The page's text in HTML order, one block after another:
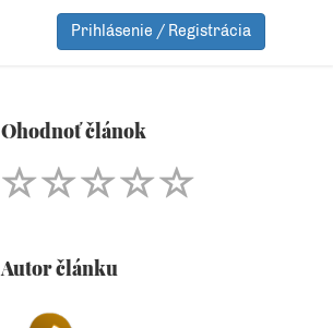
Prihlásenie / Registrácia
Ohodnoť článok
Autor článku